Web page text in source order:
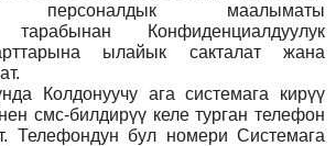
персоналдык маалыматы
тарабынан Конфиденциалдуулук
ылайык сакталат жана
Колдонуучу ага системага кирүү
смс-билдирүү келе турган телефон
Телефондун бул номери Системага